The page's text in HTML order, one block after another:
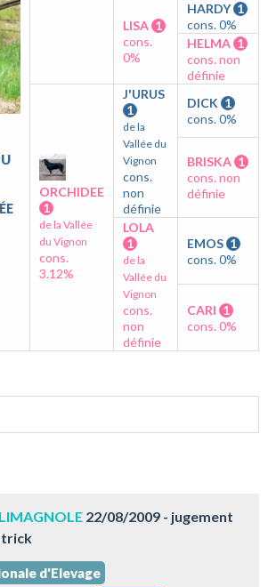
LISA 1
cons.
0%
HARDY 1
cons. 0%
HELMA 1
cons. non
définie
ORCHIDEE
1
de la Vallée
du Vignon
cons.
3.12%
J'URUS
1
de la
Vallée du
Vignon
cons.
non
définie
DICK 1
cons. 0%
BRISKA 1
cons. non
définie
LOLA
1
de la
Vallée du
Vignon
cons.
non
définie
EMOS 1
cons. 0%
CARI 1
cons. 0%
22/08/2009 - jugement
d'Elevage